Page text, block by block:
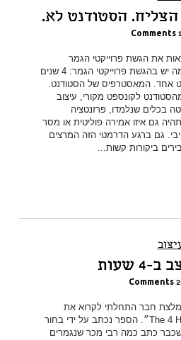
הצליח. הסטודנט לא.
19
את הגשת פרוייקטי הגמר
בשנקר. כמה דרמה יש בהגשת פרוייקטי הגמר: 4 שנים
אחד. המאסטרפיס של הסטודנט.
לקונספט מקורי, עיצוב
בכלים שנלמדו, פרזנטציה
גם איזו אמירה פוליטית או מסר
גם ברגע הדרמטי הזה המרצים
ביקורות קשות...
שעות
28
חבר התחלתי לקרוא את
הספר "The 4 Hour Chef״. הספר נכתב על ידי בחור
כתב כמה רבי מכר שנגמרים